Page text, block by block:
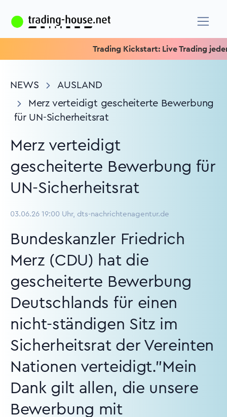
Trading Kickstart: Live Trading jeden
NEWS
AUSLAND
Merz verteidigt gescheiterte Bewerbung
für UN-Sicherheitsrat
Merz verteidigt
gescheiterte Bewerbung für
UN-Sicherheitsrat
03.06.26 19:00 Uhr, dts-nachrichtenagentur.de
Bundeskanzler Friedrich
Merz (CDU) hat die
gescheiterte Bewerbung
Deutschlands für einen
nicht-ständigen Sitz im
Sicherheitsrat der Vereinten
Nationen verteidigt."Mein
Dank gilt allen, die unsere
Bewerbung mit